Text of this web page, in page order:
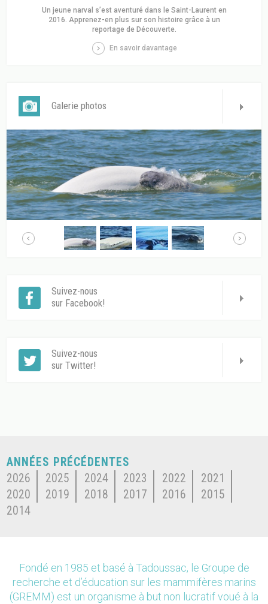
Un jeune narval s’est aventuré dans le Saint-Laurent en
2016. Apprenez-en plus sur son histoire grâce à un
reportage de Découverte.
En savoir davantage
Galerie photos
Suivez-nous
sur Facebook!
Suivez-nous
sur Twitter!
ANNÉES PRÉCÉDENTES
2026
2025 2024 2023 2022
2021
2020
2019 2018 2017 2016
2015
2014
Fondé en 1985 et basé à Tadoussac, le Groupe de
recherche et d’éducation sur les mammifères marins
(GREMM) est un organisme à but non lucratif voué à la